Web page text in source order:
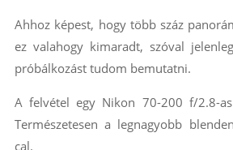
Ahhoz képest, hogy több száz
ez valahogy kimaradt, szóval
próbálkozást tudom bemutatni.
A felvétel egy Nikon 70-200 f/2.8-
Természetesen a legnagyobb
cal.